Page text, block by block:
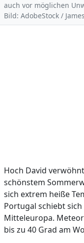
auch vor möglichen
Bild: AdobeStock /
Hoch David
schönstem
sich extrem heiße
Portugal schiebt
Mitteleuropa.
bis zu 40 Grad am